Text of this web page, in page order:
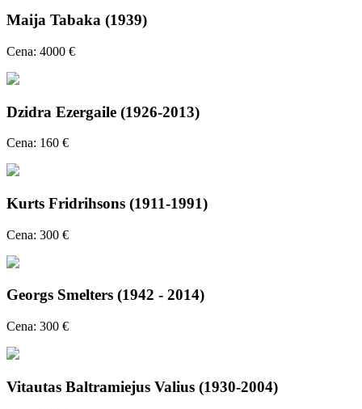
Maija Tabaka (1939)
Cena: 4000 €
Dzidra Ezergaile (1926-2013)
Cena: 160 €
Kurts Fridrihsons (1911-1991)
Cena: 300 €
Georgs Smelters (1942 - 2014)
Cena: 300 €
Vitautas Baltramiejus Valius (1930-2004)